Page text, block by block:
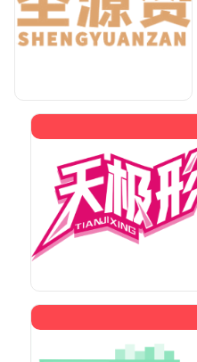
天极形
<查看价格>
网匠
<查看价格>